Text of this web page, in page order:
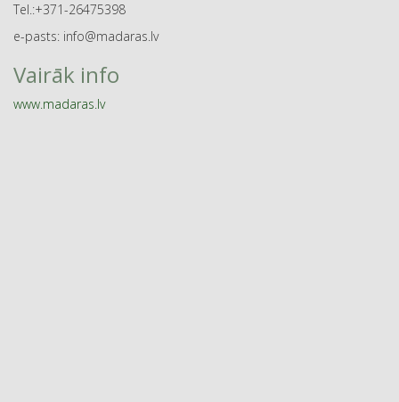
Tel.:+371-26475398
e-pasts: info@madaras.lv
Vairāk info
www.madaras.lv